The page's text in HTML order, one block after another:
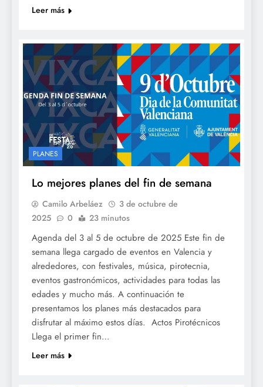
Leer más
PLANES
Lo mejores planes del fin de semana
Camilo Arbeláez
3 de octubre de
2025
0 23 minutos
Agenda del 3 al 5 de octubre de 2025 Este fin de
semana llega cargado de eventos en Valencia y
alrededores, con festivales, música, pirotecnia,
eventos gastronómicos, actividades para todas las
edades y mucho más. A continuación te
presentamos los planes más destacados para
disfrutar al máximo estos días. Actos Pirotécnicos
Llega el primer fin…
Leer más